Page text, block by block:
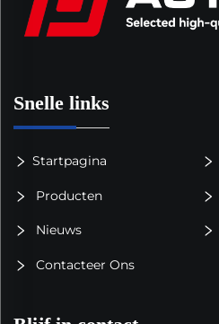
Snelle links
Startpagina
Producten
Nieuws
Contacteer Ons